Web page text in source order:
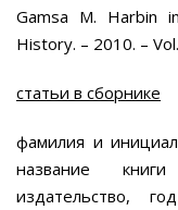
Gamsa M. Harbin
History. – 2010. –
статьи в сборнике
фамилия и
название
издательство,